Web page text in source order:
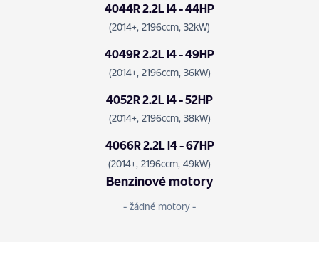
4044R 2.2L I4 - 44HP
(2014+, 2196ccm, 32kW)
4049R 2.2L I4 - 49HP
(2014+, 2196ccm, 36kW)
4052R 2.2L I4 - 52HP
(2014+, 2196ccm, 38kW)
4066R 2.2L I4 - 67HP
(2014+, 2196ccm, 49kW)
Benzinové motory
- žádné motory -